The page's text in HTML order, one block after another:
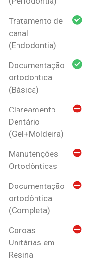
Tratamento de
canal
(Endodontia)
Documentação
ortodôntica
(Básica)
Clareamento
Dentário
(Gel+Moldeira)
Manutenções
Ortodônticas
Documentação
ortodôntica
(Completa)
Coroas
Unitárias em
Resina